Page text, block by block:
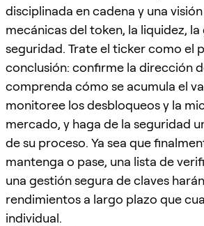
disciplinada en cadena y una
mecánicas del token, la liquidez,
seguridad. Trate el ticker como el
conclusión: confirme la dirección
comprenda cómo se acumula el
monitoree los desbloqueos y la
mercado, y haga de la seguridad
de su proceso. Ya sea que
mantenga o pase, una lista de
una gestión segura de claves
rendimientos a largo plazo que
individual.